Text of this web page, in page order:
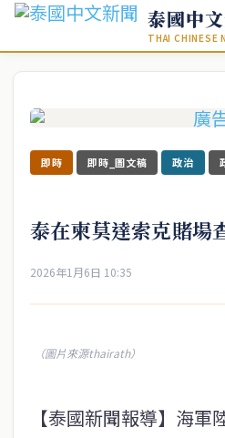
泰國中
THAI CHINESE
即時 即時_圖文稿 政治
泰在柬莫達索克賭場
2026年1月6日 10:35
（圖片來源thairath）
【泰國新聞報導】海